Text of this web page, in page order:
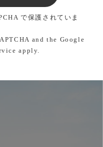
で保護されていま
and the Google
apply.